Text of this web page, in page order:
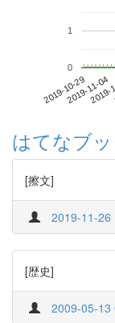
2019-10-292019-11-04
0
1
はてなブ
[擦文]
2019-11-26
[歴史]
2009-05-13